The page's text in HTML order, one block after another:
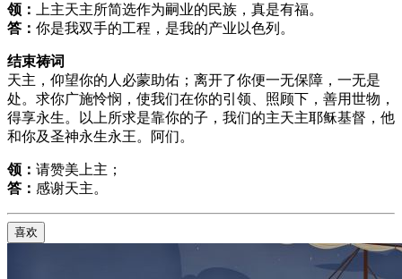
领：
上主天主所简选作为嗣业的民族，真是有福。
答： 你是我双手的工程，是我的产业以色列。
结束祷词
天主，仰望你的人必蒙助佑；离开了你便一无保障，一无是
处。求你广施怜悯，使我们在你的引领、照顾下，善用世物，
得享永生。以上所求是靠你的子，我们的主天主耶稣基督，他
和你及圣神永生永王。阿们。
领： 请赞美上主；
答： 感谢天主。
喜欢